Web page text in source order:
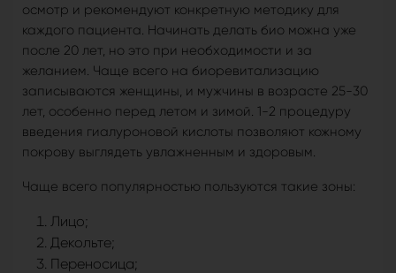
осмотр и рекомендуют конкретную методику для
каждого пациента. Начинать делать био можна уже
после 20 лет, но это при необходимости и за
желанием. Чаще всего на биоревитализацию
записываются женщины, и мужчины в возрасте 25-30
лет, особенно перед летом и зимой. 1-2 процедуру
введения гиалуроновой кислоты позволяют кожному
покрову выглядеть увлажненным и здоровым.
Чаще всего популярностью пользуются такие зоны:
Лицо;
Декольте;
Переносица;